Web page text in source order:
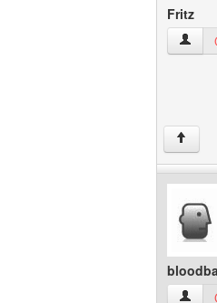
Fritz
Fritz
↑